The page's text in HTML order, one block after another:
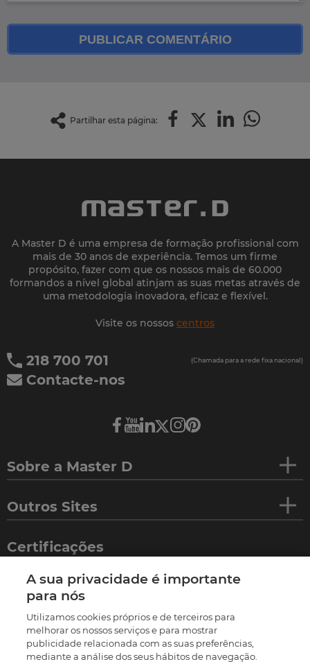
PUBLICAR COMENTÁRIO
Partilhar esta página:
A Master D é uma empresa de formação profissional com
mais de 30 anos de experiência. Temos um firme
propósito, fazer com que os nossos mais de 60.000
formandos a nível global atinjam as suas metas através de
uma metodologia inovadora, eficaz e flexível.
Visite os nossos centros
218 700 701 (Chamada para a rede fixa nacional)
Contacte-nos
Sobre a Master D
Outros Sites
Certificações
A sua privacidade é importante
para nós
Utilizamos cookies próprios e de terceiros para
melhorar os nossos serviços e para mostrar
publicidade relacionada com as suas preferências,
mediante a análise dos seus hábitos de navegação.